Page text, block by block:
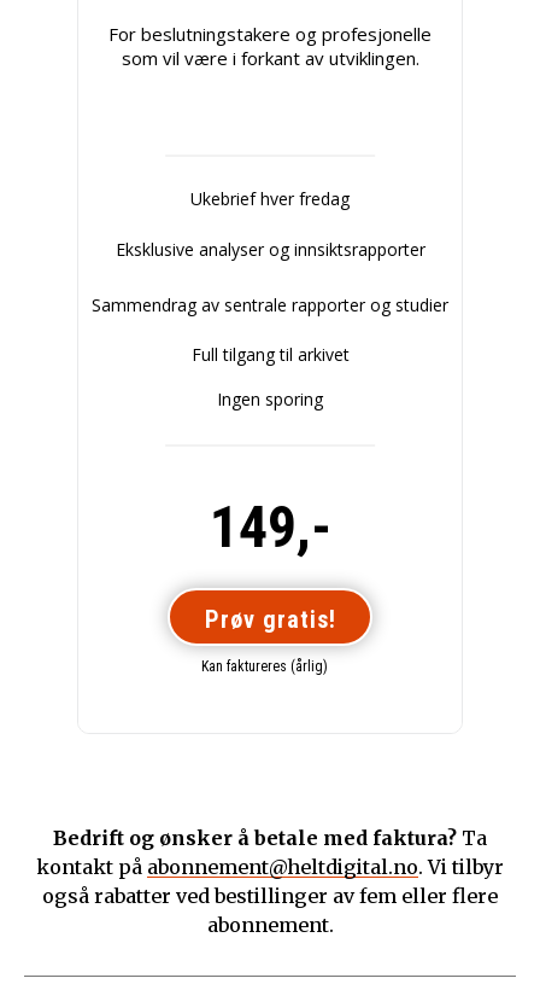
For beslutningstakere og profesjonelle
som vil være i forkant av utviklingen.
Ukebrief hver fredag
Eksklusive analyser og innsiktsrapporter
Sammendrag av sentrale rapporter og studier
Full tilgang til arkivet
Ingen sporing
149,-
Prøv gratis!
Kan faktureres (årlig)
Bedrift og ønsker å betale med faktura? Ta
kontakt på abonnement@heltdigital.no. Vi tilbyr
også rabatter ved bestillinger av fem eller flere
abonnement.